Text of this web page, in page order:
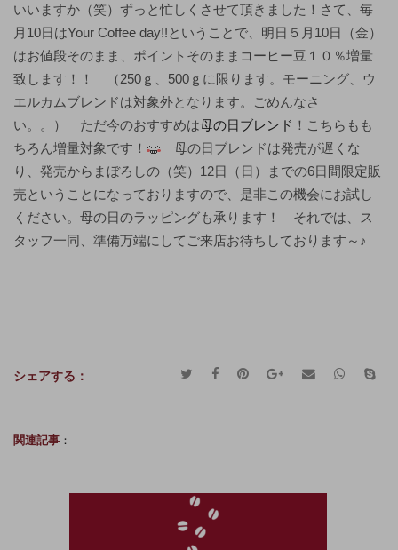
いいますか（笑）ずっと忙しくさせて頂きました！さて、毎
月10日はYour Coffee day!!ということで、明日５月10日（金）
はお値段そのまま、ポイントそのままコーヒー豆１０％増量
致します！！ （250ｇ、500ｇに限ります。モーニング、ウ
エルカムブレンドは対象外となります。ごめんなさ
い。。） ただ今のおすすめは母の日ブレンド ！こちらもも
ちろん増量対象です！
母の日ブレンドは発売が遅くな
り、発売からまぼろしの（笑）12日（日）までの6日間限定販
売ということになっておりますので、是非この機会にお試し
ください。母の日のラッピングも承ります！ それでは、ス
タッフ一同、準備万端にしてご来店お待ちしております～♪
シェアする：
関連記事